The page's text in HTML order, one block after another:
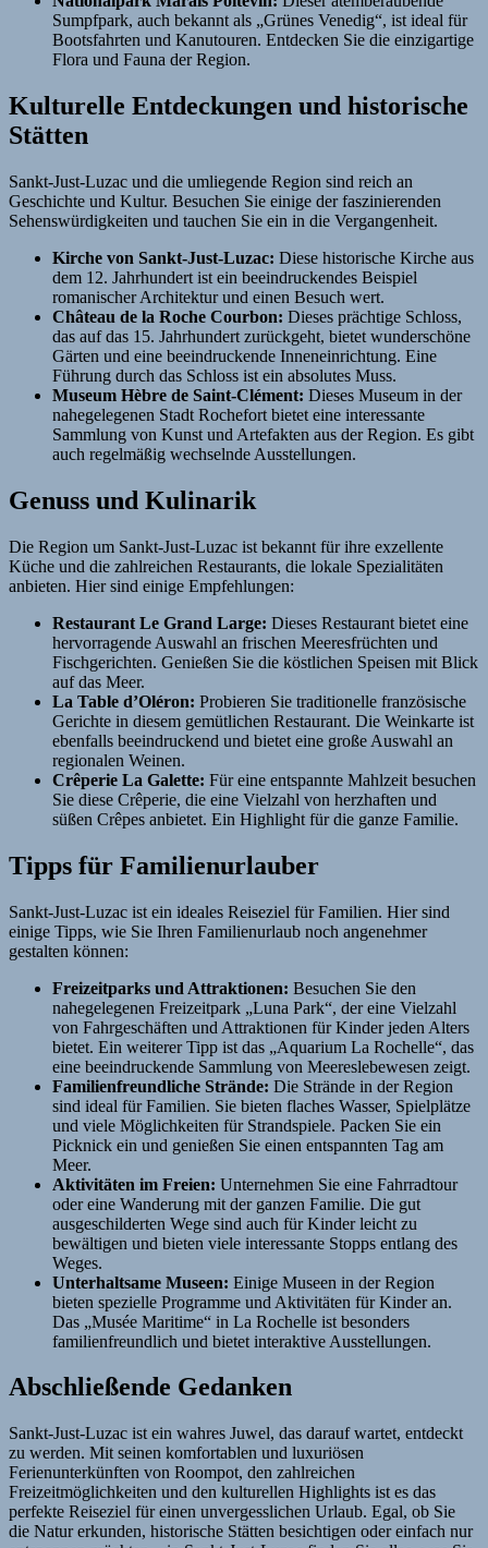
Sumpfpark, auch bekannt als „Grünes Venedig“, ist ideal für
Bootsfahrten und Kanutouren. Entdecken Sie die einzigartige
Flora und Fauna der Region.
Kulturelle Entdeckungen und historische
Stätten
Sankt-Just-Luzac und die umliegende Region sind reich an
Geschichte und Kultur. Besuchen Sie einige der faszinierenden
Sehenswürdigkeiten und tauchen Sie ein in die Vergangenheit.
Kirche von Sankt-Just-Luzac: Diese historische Kirche aus
dem 12. Jahrhundert ist ein beeindruckendes Beispiel
romanischer Architektur und einen Besuch wert.
Château de la Roche Courbon: Dieses prächtige Schloss,
das auf das 15. Jahrhundert zurückgeht, bietet wunderschöne
Gärten und eine beeindruckende Inneneinrichtung. Eine
Führung durch das Schloss ist ein absolutes Muss.
Museum Hèbre de Saint-Clément: Dieses Museum in der
nahegelegenen Stadt Rochefort bietet eine interessante
Sammlung von Kunst und Artefakten aus der Region. Es gibt
auch regelmäßig wechselnde Ausstellungen.
Genuss und Kulinarik
Die Region um Sankt-Just-Luzac ist bekannt für ihre exzellente
Küche und die zahlreichen Restaurants, die lokale Spezialitäten
anbieten. Hier sind einige Empfehlungen:
Restaurant Le Grand Large: Dieses Restaurant bietet eine
hervorragende Auswahl an frischen Meeresfrüchten und
Fischgerichten. Genießen Sie die köstlichen Speisen mit Blick
auf das Meer.
La Table d’Oléron: Probieren Sie traditionelle französische
Gerichte in diesem gemütlichen Restaurant. Die Weinkarte ist
ebenfalls beeindruckend und bietet eine große Auswahl an
regionalen Weinen.
Crêperie La Galette: Für eine entspannte Mahlzeit besuchen
Sie diese Crêperie, die eine Vielzahl von herzhaften und
süßen Crêpes anbietet. Ein Highlight für die ganze Familie.
Tipps für Familienurlauber
Sankt-Just-Luzac ist ein ideales Reiseziel für Familien. Hier sind
einige Tipps, wie Sie Ihren Familienurlaub noch angenehmer
gestalten können:
Freizeitparks und Attraktionen: Besuchen Sie den
nahegelegenen Freizeitpark „Luna Park“, der eine Vielzahl
von Fahrgeschäften und Attraktionen für Kinder jeden Alters
bietet. Ein weiterer Tipp ist das „Aquarium La Rochelle“, das
eine beeindruckende Sammlung von Meereslebewesen zeigt.
Familienfreundliche Strände: Die Strände in der Region
sind ideal für Familien. Sie bieten flaches Wasser, Spielplätze
und viele Möglichkeiten für Strandspiele. Packen Sie ein
Picknick ein und genießen Sie einen entspannten Tag am
Meer.
Aktivitäten im Freien: Unternehmen Sie eine Fahrradtour
oder eine Wanderung mit der ganzen Familie. Die gut
ausgeschilderten Wege sind auch für Kinder leicht zu
bewältigen und bieten viele interessante Stopps entlang des
Weges.
Unterhaltsame Museen: Einige Museen in der Region
bieten spezielle Programme und Aktivitäten für Kinder an.
Das „Musée Maritime“ in La Rochelle ist besonders
familienfreundlich und bietet interaktive Ausstellungen.
Abschließende Gedanken
Sankt-Just-Luzac ist ein wahres Juwel, das darauf wartet, entdeckt
zu werden. Mit seinen komfortablen und luxuriösen
Ferienunterkünften von Roompot, den zahlreichen
Freizeitmöglichkeiten und den kulturellen Highlights ist es das
perfekte Reiseziel für einen unvergesslichen Urlaub. Egal, ob Sie
die Natur erkunden, historische Stätten besichtigen oder einfach nur